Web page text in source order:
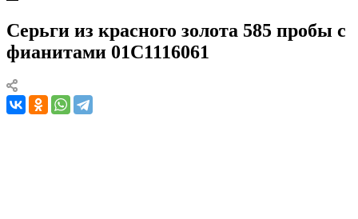
Серьги из красного золота 585 пробы с
фианитами 01С1116061